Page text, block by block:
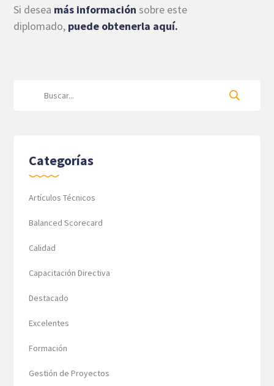
Si desea más información sobre este
diplomado, puede obtenerla aquí.
Categorías
Artículos Técnicos
Balanced Scorecard
Calidad
Capacitación Directiva
Destacado
Excelentes
Formación
Gestión de Proyectos